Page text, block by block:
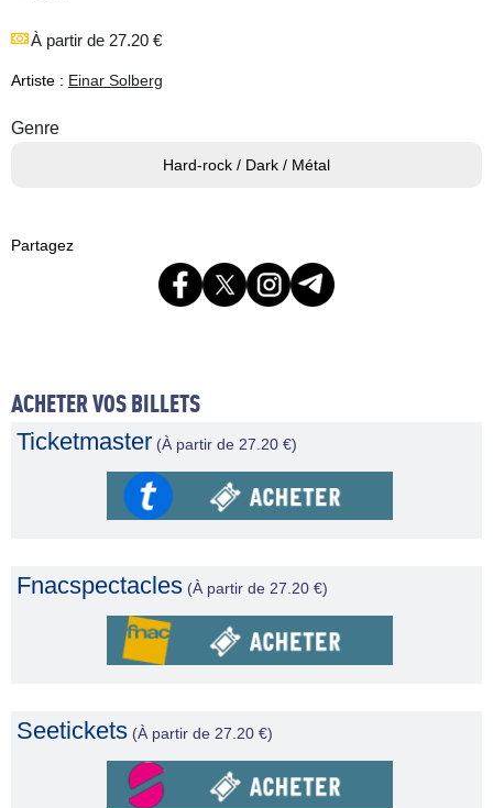
À partir de 27.20 €
Artiste : Einar Solberg
Genre
Hard-rock / Dark / Métal
Partagez
ACHETER VOS BILLETS
Ticketmaster (À partir de 27.20 €)
Fnacspectacles (À partir de 27.20 €)
Seetickets (À partir de 27.20 €)